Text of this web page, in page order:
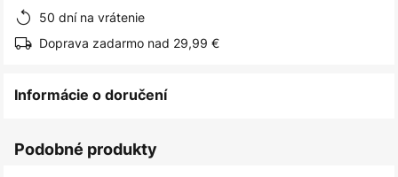
50 dní na vrátenie
Doprava zadarmo nad 29,99 €
Informácie o doručení
Podobné produkty